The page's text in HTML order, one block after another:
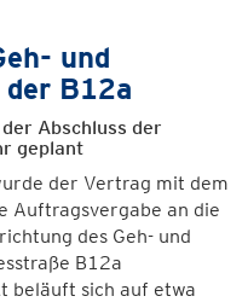
und
B12a
Abschluss der
geplant
der Vertrag mit dem
Auftragsvergabe an die
des Geh- und
B12a
beläuft sich auf etwa